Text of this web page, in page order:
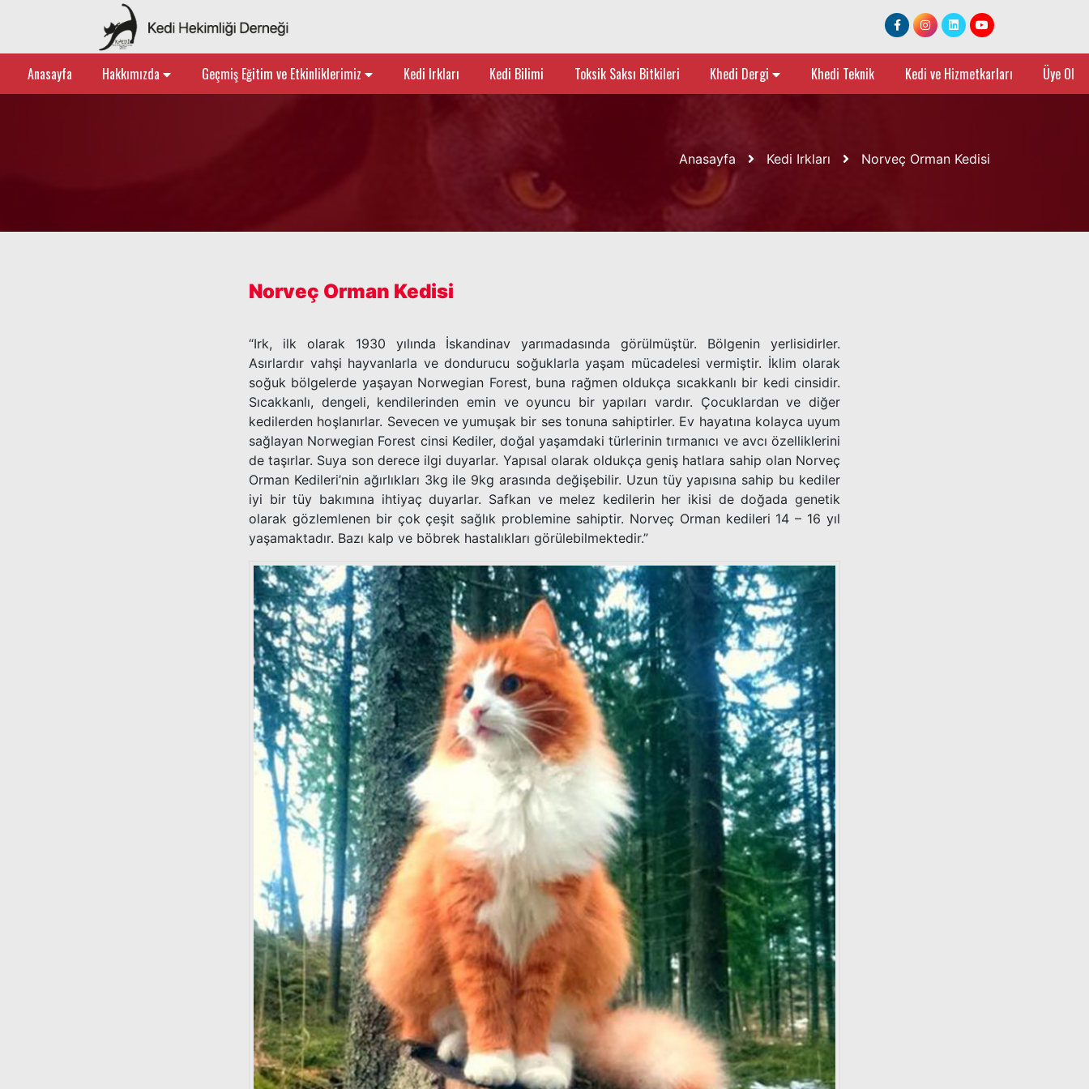
Anasayfa Hakkımızda Geçmiş Eğitim ve Etkinliklerimiz Kedi Irkları Kedi Bilimi Toksik Saksı Bitkileri Khedi Dergi Khedi Teknik Kedi ve Hizmetkarları Üye Ol
Anasayfa Kedi Irkları Norveç Orman Kedisi
Norveç Orman Kedisi
“Irk, ilk olarak 1930 yılında İskandinav yarımadasında görülmüştür. Bölgenin yerlisidirler.
Asırlardır vahşi hayvanlarla ve dondurucu soğuklarla yaşam mücadelesi vermiştir. İklim olarak
soğuk bölgelerde yaşayan Norwegian Forest, buna rağmen oldukça sıcakkanlı bir kedi cinsidir.
Sıcakkanlı, dengeli, kendilerinden emin ve oyuncu bir yapıları vardır. Çocuklardan ve diğer
kedilerden hoşlanırlar. Sevecen ve yumuşak bir ses tonuna sahiptirler. Ev hayatına kolayca uyum
sağlayan Norwegian Forest cinsi Kediler, doğal yaşamdaki türlerinin tırmanıcı ve avcı özelliklerini
de taşırlar. Suya son derece ilgi duyarlar. Yapısal olarak oldukça geniş hatlara sahip olan Norveç
Orman Kedileri’nin ağırlıkları 3kg ile 9kg arasında değişebilir. Uzun tüy yapısına sahip bu kediler
iyi bir tüy bakımına ihtiyaç duyarlar. Safkan ve melez kedilerin her ikisi de doğada genetik
olarak gözlemlenen bir çok çeşit sağlık problemine sahiptir. Norveç Orman kedileri 14 – 16 yıl
yaşamaktadır. Bazı kalp ve böbrek hastalıkları görülebilmektedir.”